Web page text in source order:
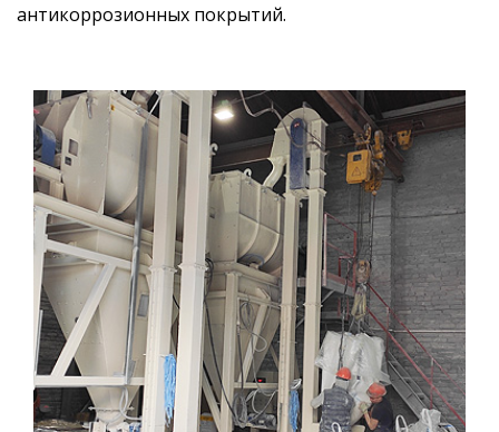
антикоррозионных покрытий.